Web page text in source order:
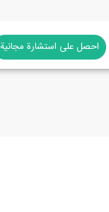
احصل على استشارة مجانية